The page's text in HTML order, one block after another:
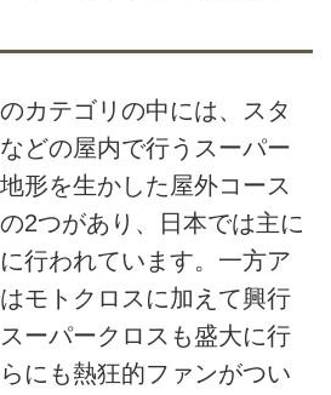
カテゴリの中には、スタ
どの屋内で行うスーパー
形を生かした屋外コース
2つがあり、日本では主に
行われています。一方ア
モトクロスに加えて興行
ーパークロスも盛大に行
にも熱狂的ファンがつい